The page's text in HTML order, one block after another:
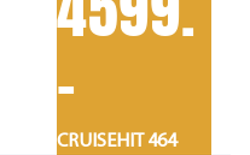
-
CRUISEHIT 464